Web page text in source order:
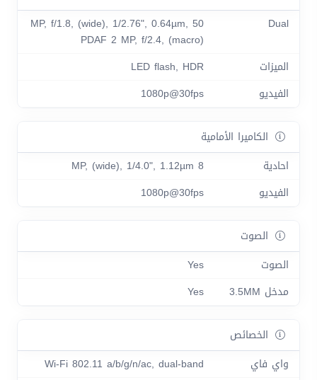
Dual
50 MP, f/1.8, (wide), 1/2.76", 0.64µm,
PDAF 2 MP, f/2.4, (macro)
الميزات
LED flash, HDR
الفيديو
1080p@30fps
الكاميرا الأمامية
احادية
8 MP, (wide), 1/4.0", 1.12µm
الفيديو
1080p@30fps
الصوت
الصوت
Yes
مدخل 3.5MM
Yes
الخصائص
واي فاي
Wi-Fi 802.11 a/b/g/n/ac, dual-band